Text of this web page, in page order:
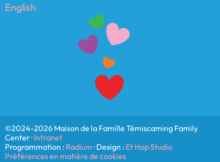
English
©2024-2026 Maison de la Famille Témiscaming Family
Center · Intranet
Programmation : Radium · Design : Et Hop Studio
Préférences en matière de cookies